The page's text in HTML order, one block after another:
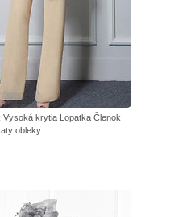
krytia Lopatka Členok
obleky